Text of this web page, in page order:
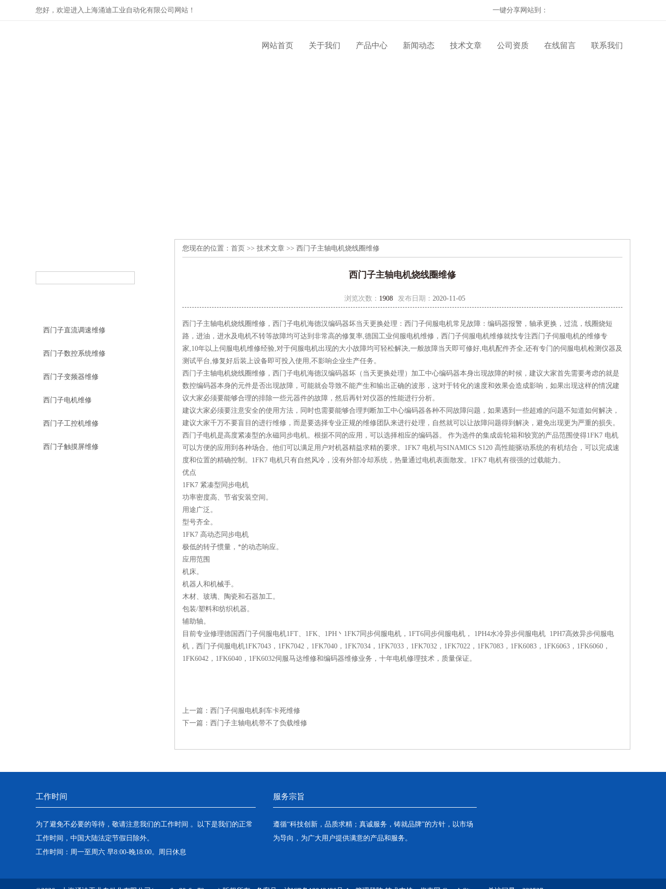
您好，欢迎进入上海涌迪工业自动化有限公司网站！ 一键分享网站到：
网站首页 关于我们 产品中心 新闻动态 技术文章 公司资质 在线留言 联系我们
西门子直流调速维修
西门子数控系统维修
西门子变频器维修
西门子电机维修
西门子工控机维修
西门子触摸屏维修
您现在的位置： 首页 >> 技术文章 >> 西门子主轴电机烧线圈维修
西门子主轴电机烧线圈维修
浏览次数： 1908 发布日期： 2020-11-05
西门子主轴电机烧线圈维修，西门子电机海德汉编码器坏当天更换处理：西门子伺服电机常见故障：编码器报警，轴承更换，过流，线圈烧短
路，进油，进水及电机不转等故障均可达到非常高的修复率,德国工业伺服电机维修，西门子伺服电机维修就找专注西门子伺服电机的维修专
家,10年以上伺服电机维修经验,对于伺服电机出现的大小故障均可轻松解决,一般故障当天即可修好,电机配件齐全,还有专门的伺服电机检测仪器及
测试平台,修复好后装上设备即可投入使用,不影响企业生产任务。
西门子主轴电机烧线圈维修，西门子电机海德汉编码器坏（当天更换处理）加工中心编码器本身出现故障的时候，建议大家首先需要考虑的就是
数控编码器本身的元件是否出现故障，可能就会导致不能产生和输出正确的波形，这对于转化的速度和效果会造成影响，如果出现这样的情况建
议大家必须要能够合理的排除一些元器件的故障，然后再针对仪器的性能进行分析。
建议大家必须要注意安全的使用方法，同时也需要能够合理判断加工中心编码器各种不同故障问题，如果遇到一些超难的问题不知道如何解决，
建议大家千万不要盲目的进行维修，而是要选择专业正规的维修团队来进行处理，自然就可以让故障问题得到解决，避免出现更为严重的损失。
西门子电机是高度紧凑型的永磁同步电机。根据不同的应用，可以选择相应的编码器。 作为选件的集成齿轮箱和较宽的产品范围使得1FK7 电机
可以方便的应用到各种场合。他们可以满足用户对机器精益求精的要求。1FK7 电机与SINAMICS S120 高性能驱动系统的有机结合，可以完成速
度和位置的精确控制。1FK7 电机只有自然风冷，没有外部冷却系统，热量通过电机表面散发。1FK7 电机有很强的过载能力。
优点
1FK7 紧凑型同步电机
功率密度高、节省安装空间。
用途广泛。
型号齐全。
1FK7 高动态同步电机
极低的转子惯量，*的动态响应。
应用范围
机床。
机器人和机械手。
木材、玻璃、陶瓷和石器加工。
包装/塑料和纺织机器。
辅助轴。
目前专业修理德国西门子伺服电机1FT、1FK、1PH丶1FK7同步伺服电机，1FT6同步伺服电机， 1PH4水冷异步伺服电机 1PH7高效异步伺服电
机，西门子伺服电机1FK7043，1FK7042，1FK7040，1FK7034，1FK7033，1FK7032，1FK7022，1FK7083，1FK6083，1FK6063，1FK6060，
1FK6042，1FK6040，1FK6032伺服马达维修和编码器维修业务，十年电机修理技术，质量保证。
上一篇： 西门子伺服电机刹车卡死维修
下一篇： 西门子主轴电机带不了负载维修
工作时间
为了避免不必要的等待，敬请注意我们的工作时间 。以下是我们的正常
工作时间，中国大陆法定节假日除外。
工作时间：周一至周六 早8:00-晚18:00。周日休息
服务宗旨
遵循“科技创新，品质求精；真诚服务，铸就品牌”的方针，以市场
为导向，为广大用户提供满意的产品和服务。